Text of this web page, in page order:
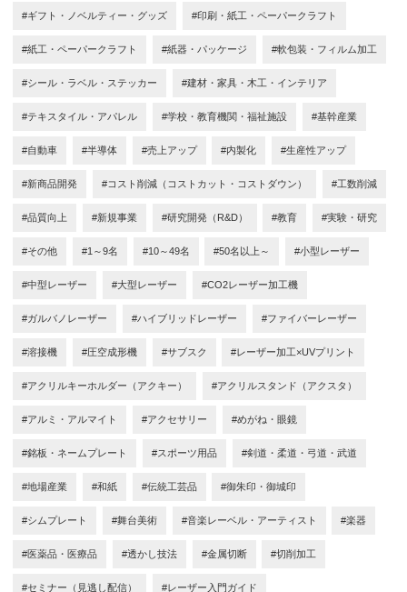
#ギフト・ノベルティー・グッズ #印刷・紙工・ペーパークラフト
#紙工・ペーパークラフト #紙器・パッケージ #軟包装・フィルム加工
#シール・ラベル・ステッカー #建材・家具・木工・インテリア
#テキスタイル・アパレル #学校・教育機関・福祉施設 #基幹産業
#自動車 #半導体 #売上アップ #内製化 #生産性アップ
#新商品開発 #コスト削減（コストカット・コストダウン） #工数削減
#品質向上 #新規事業 #研究開発（R&D） #教育 #実験・研究
#その他 #1～9名 #10～49名 #50名以上～ #小型レーザー
#中型レーザー #大型レーザー #CO2レーザー加工機
#ガルバノレーザー #ハイブリッドレーザー #ファイバーレーザー
#溶接機 #圧空成形機 #サブスク #レーザー加工×UVプリント
#アクリルキーホルダー（アクキー） #アクリルスタンド（アクスタ）
#アルミ・アルマイト #アクセサリー #めがね・眼鏡
#銘板・ネームプレート #スポーツ用品 #剣道・柔道・弓道・武道
#地場産業 #和紙 #伝統工芸品 #御朱印・御城印
#シムプレート #舞台美術 #音楽レーベル・アーティスト #楽器
#医薬品・医療品 #透かし技法 #金属切断 #切削加工
#セミナー（見逃し配信） #レーザー入門ガイド